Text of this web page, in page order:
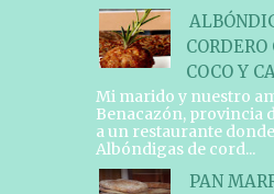
COCO Y
Mi marido y nuestro
Benacazón, provincia
a un restaurante
Albóndigas de cord...
PAN